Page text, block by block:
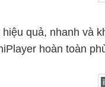
quả, nhanh và
hoàn toàn